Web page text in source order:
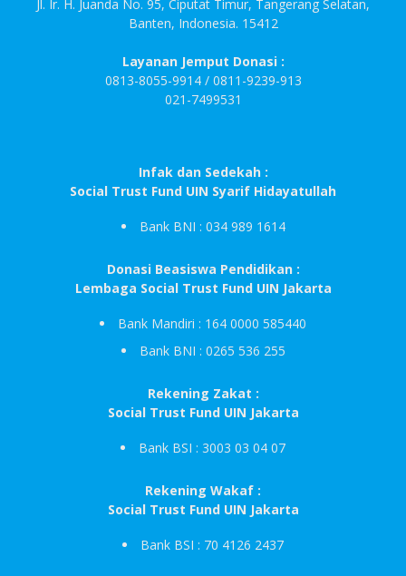
Jl. Ir. H. Juanda No. 95, Ciputat Timur, Tangerang Selatan,
Banten, Indonesia. 15412
Layanan Jemput Donasi :
0813-8055-9914 / 0811-9239-913
021-7499531
Infak dan Sedekah :
Social Trust Fund UIN Syarif Hidayatullah
Bank BNI : 034 989 1614
Donasi Beasiswa Pendidikan :
Lembaga Social Trust Fund UIN Jakarta
Bank Mandiri : 164 0000 585440
Bank BNI : 0265 536 255
Rekening Zakat :
Social Trust Fund UIN Jakarta
Bank BSI : 3003 03 04 07
Rekening Wakaf :
Social Trust Fund UIN Jakarta
Bank BSI : 70 4126 2437